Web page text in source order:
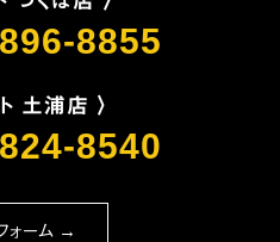
8855
土浦店 〉
8540
ォーム →